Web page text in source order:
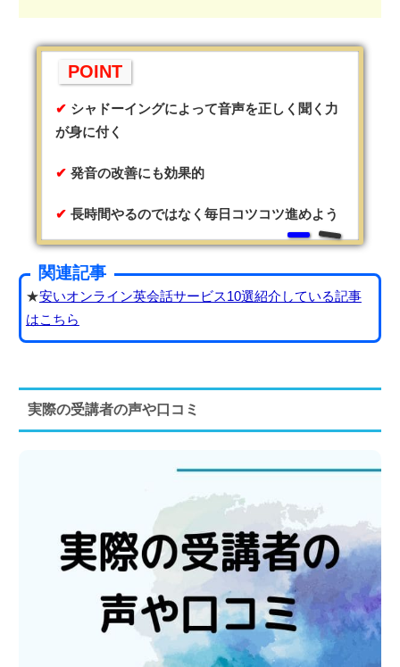
POINT
シャドーイングによって音声を正しく聞く力
が身に付く
発音の改善にも効果的
長時間やるのではなく毎日コツコツ進めよう
関連記事
★安いオンライン英会話サービス10選紹介している記事
はこちら
実際の受講者の声や口コミ